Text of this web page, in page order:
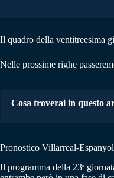
Il quadro della ventitreesima
Nelle prossime righe
Cosa troverai in questo
Pronostico Villarreal-
Il programma della 23ª